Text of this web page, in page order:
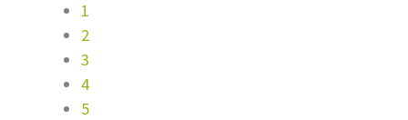
1
2
3
4
5